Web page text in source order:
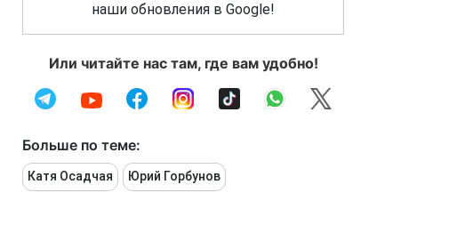
наши обновления в Google!
Или читайте нас там, где вам удобно!
Больше по теме:
Катя Осадчая Юрий Горбунов